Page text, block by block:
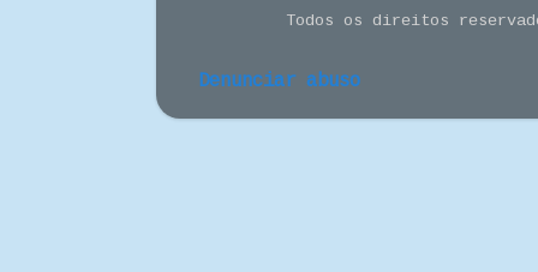
Todos os direitos
Denunciar abuso